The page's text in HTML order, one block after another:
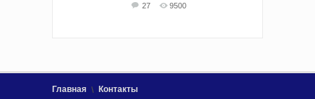
27 9500
Главная Контакты